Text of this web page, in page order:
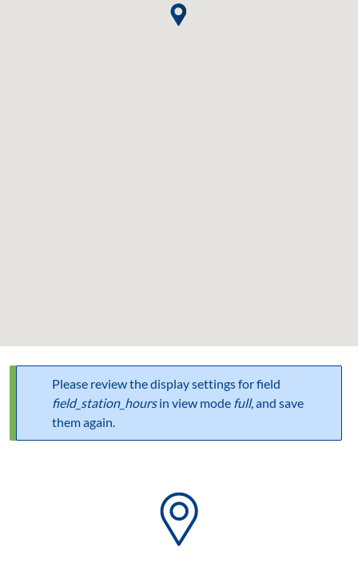
Statusbericht
Please review the display settings for field
field_station_hoursin view mode full, and save
them again.